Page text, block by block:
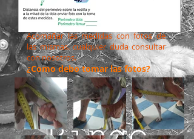
Acomañar las medidas con fotos de
las mismas. cualquier duda consultar
con nosotros.
¿Como debo tomar las fotos?